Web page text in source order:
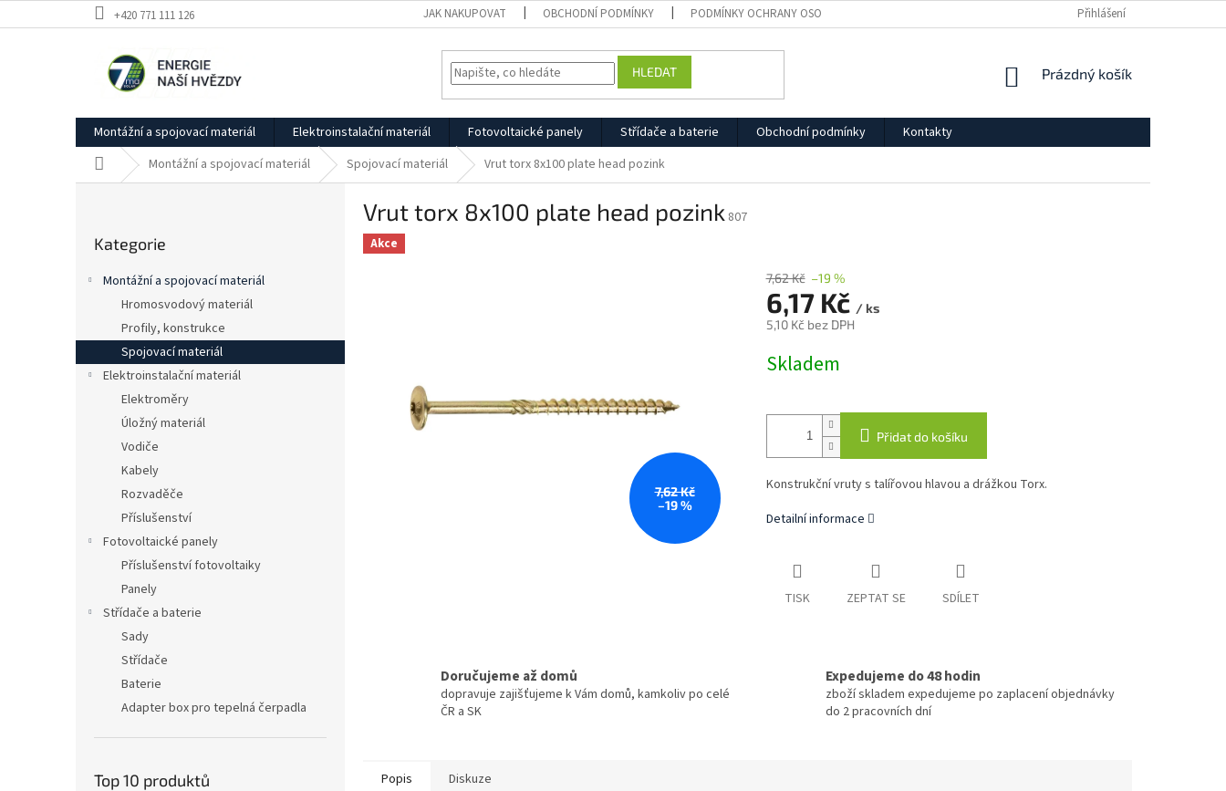
na
+420 771 111 126 JAK NAKUPOVAT OBCHODNÍ PODMÍNKY PODMÍNKY OCHRANY OSOBNÍCH ÚDAJŮ Přihlášení
HLEDAT
NÁKUPNÍ
Prázdný košík
Montážní a spojovací materiál Elektroinstalační materiál Fotovoltaické panely Střídače a baterie Obchodní podmínky
Kontakty
Domů Montážní a spojovací materiál Spojovací materiál Vrut torx 8x100 plate head pozink
kategorie
Kategorie
Montážní a spojovací materiál
Hromosvodový materiál
Profily, konstrukce
Spojovací materiál
Elektroinstalační materiál
Elektroměry
Úložný materiál
Vodiče
Kabely
Rozvaděče
Příslušenství
Fotovoltaické panely
Příslušenství fotovoltaiky
Panely
Střídače a baterie
Sady
Střídače
Baterie
Adapter box pro tepelná čerpadla
Top 10 produktů
Vrut torx 8x100 plate head pozink 807
Akce
7,62 Kč
–19 %
7,62 Kč –19 %
6,17 Kč / ks
5,10 Kč bez DPH
cena:
Skladem
Přidat do košíku
Konstrukční vruty s talířovou hlavou a drážkou Torx.
Detailní informace
TISK ZEPTAT SE SDÍLET
Doručujeme až domů
dopravuje zajišťujeme k Vám domů, kamkoliv po celé
ČR a SK
Expedujeme do 48 hodin
zboží skladem expedujeme po zaplacení objednávky
do 2 pracovních dní
Popis Diskuze